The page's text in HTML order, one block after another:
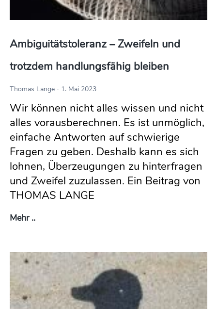
Ambiguitätstoleranz – Zweifeln und
trotzdem handlungsfähig bleiben
Thomas Lange 1. Mai 2023
Wir können nicht alles wissen und nicht
alles vorausberechnen. Es ist unmöglich,
einfache Antworten auf schwierige
Fragen zu geben. Deshalb kann es sich
lohnen, Überzeugungen zu hinterfragen
und Zweifel zuzulassen. Ein Beitrag von
THOMAS LANGE
Mehr ..Ambiguitätstoleranz – Zweifeln und trotzdem